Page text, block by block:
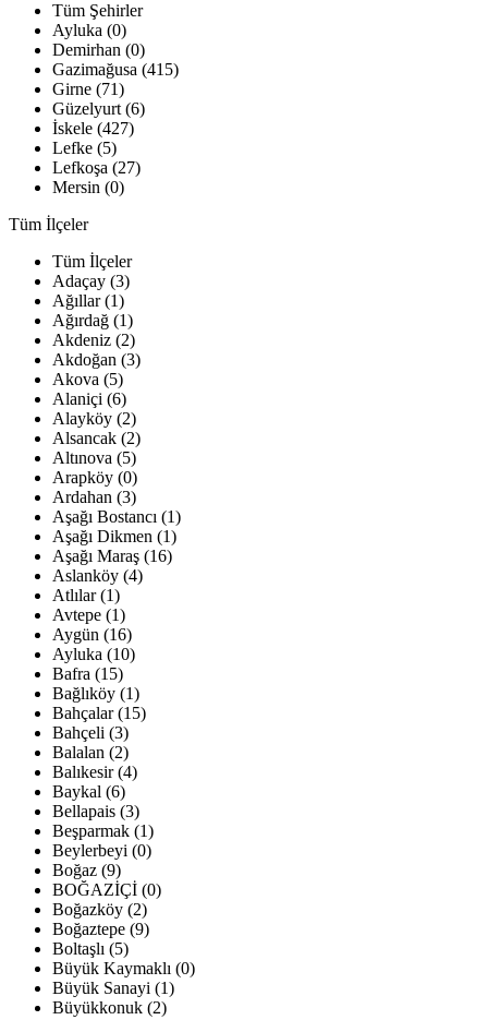
Tüm Şehirler
Ayluka (0)
Demirhan (0)
Gazimağusa (415)
Girne (71)
Güzelyurt (6)
İskele (427)
Lefke (5)
Lefkoşa (27)
Mersin (0)
Tüm İlçeler
Tüm İlçeler
Adaçay (3)
Ağıllar (1)
Ağırdağ (1)
Akdeniz (2)
Akdoğan (3)
Akova (5)
Alaniçi (6)
Alayköy (2)
Alsancak (2)
Altınova (5)
Arapköy (0)
Ardahan (3)
Aşağı Bostancı (1)
Aşağı Dikmen (1)
Aşağı Maraş (16)
Aslanköy (4)
Atlılar (1)
Avtepe (1)
Aygün (16)
Ayluka (10)
Bafra (15)
Bağlıköy (1)
Bahçalar (15)
Bahçeli (3)
Balalan (2)
Balıkesir (4)
Baykal (6)
Bellapais (3)
Beşparmak (1)
Beylerbeyi (0)
Boğaz (9)
BOĞAZİÇİ (0)
Boğazköy (2)
Boğaztepe (9)
Boltaşlı (5)
Büyük Kaymaklı (0)
Büyük Sanayi (1)
Büyükkonuk (2)